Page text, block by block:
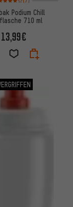
Podium Chill
710 ml
13,99€